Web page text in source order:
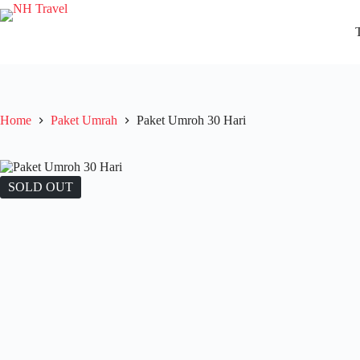
Skip
to
Home Paket Umrah Paket Umroh 30 Hari
SOLD OUT